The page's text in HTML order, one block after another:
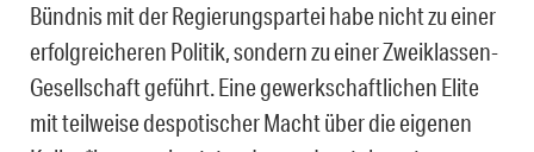
Bündnis mit der Regierungspartei habe nicht zu einer
erfolgreicheren Politik, sondern zu einer Zweiklassen-
Gesellschaft geführt. Eine gewerkschaftlichen Elite
mit teilweise despotischer Macht über die eigenen